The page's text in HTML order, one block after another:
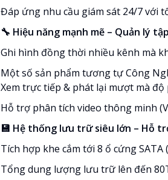
Đáp ứng nhu cầu giám sát 24/7 với
🔧 Hiệu năng mạnh mẽ – Quản lý
Ghi hình đồng thời nhiều kênh mà
Một số sản phẩm tương tự Công
Xem trực tiếp & phát lại mượt mà độ
Hỗ trợ phân tích video thông minh
💾 Hệ thống lưu trữ siêu lớn – Hỗ
Tích hợp khe cắm tới 8 ổ cứng SATA
Tổng dung lượng lưu trữ lên đến